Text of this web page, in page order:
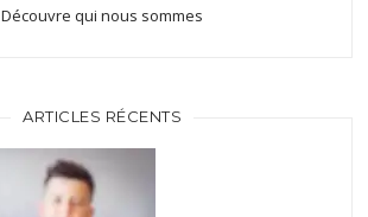
Découvre qui nous sommes
ARTICLES RÉCENTS